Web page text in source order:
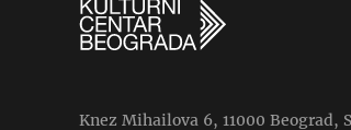
Knez Mihailova 6, 11000 Beograd,